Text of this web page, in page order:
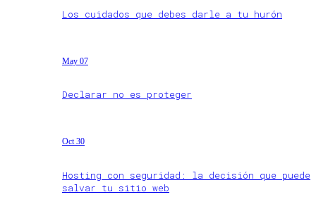
Los cuidados que debes darle a tu hurón
May 07
Declarar no es proteger
Oct 30
Hosting con seguridad: la decisión que puede
salvar tu sitio web